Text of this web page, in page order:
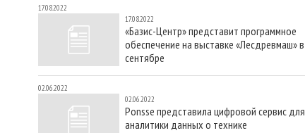
17.08.2022
17.08.2022
«Базис-Центр» представит программное
обеспечение на выставке «Лесдревмаш» в
сентябре
02.06.2022
02.06.2022
Ponsse представила цифровой сервис для
аналитики данных о технике